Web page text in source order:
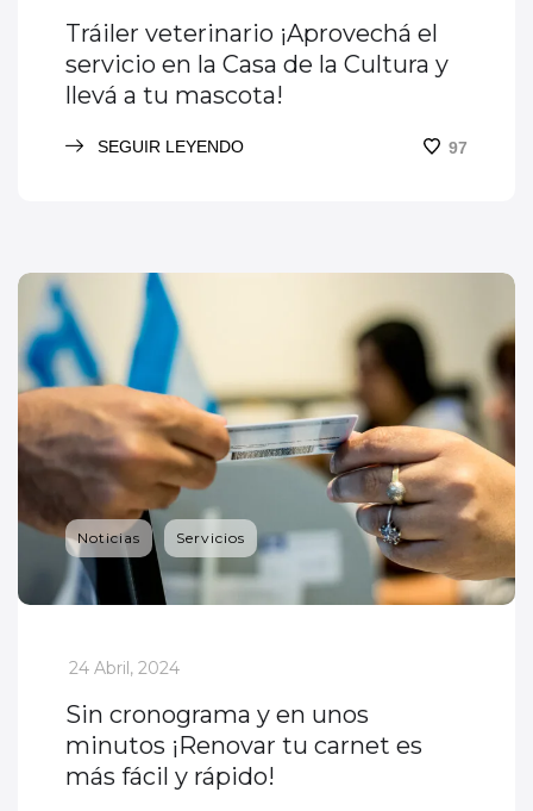
Tráiler veterinario ¡Aprovechá el
servicio en la Casa de la Cultura y
llevá a tu mascota!
SEGUIR LEYENDO 97
Noticias Servicios
_
24 Abril, 2024
Sin cronograma y en unos
minutos ¡Renovar tu carnet es
más fácil y rápido!